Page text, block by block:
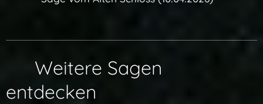
🔗 Weitere Sagen
entdecken